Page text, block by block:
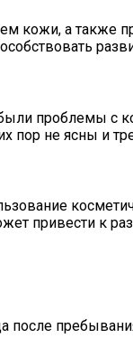
кожи, а также
проблемы с
пор не ясны и
привести к